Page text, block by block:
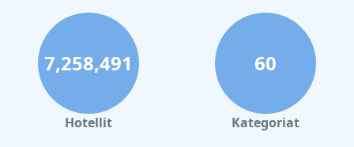
Kylpylähotellit Rovaniemi
Kylpylähotellit Lappeenranta
Kylpylähotellit Kalajoki
Kylpylähotellit Lohja
Kylpylähotellit Tahkovuori
7,258,491
Hotellit
60
Kategoriat